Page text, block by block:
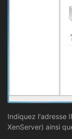
Indiquez l'adresse
XenServer) ainsi